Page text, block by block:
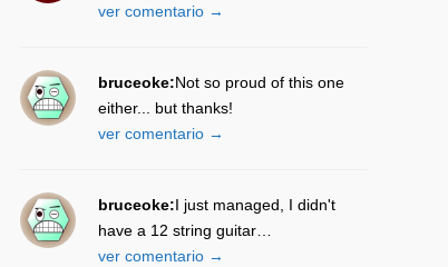
ver comentario →
bruceoke:Not so proud of this one
either... but thanks!
ver comentario →
bruceoke:I just managed, I didn't
have a 12 string guitar…
ver comentario →